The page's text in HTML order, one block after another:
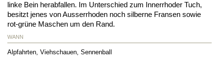
linke Bein herabfallen. Im Unterschied zum Innerrhoder Tuch,
besitzt jenes von Ausserrhoden noch silberne Fransen sowie
rot-grüne Maschen um den Rand.
WANN
Alpfahrten, Viehschauen, Sennenball